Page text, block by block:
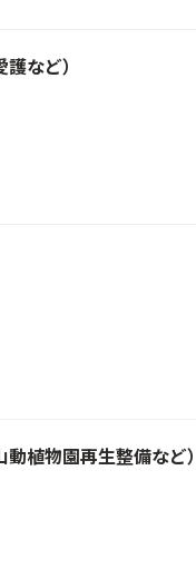
など）
植物園再生整備など）